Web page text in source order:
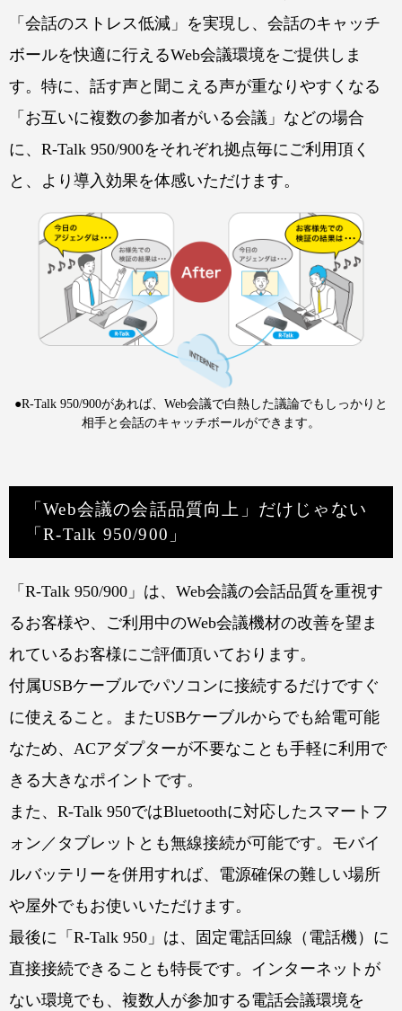
「会話のストレス低減」を実現し、会話のキャッチ
ボールを快適に行えるWeb会議環境をご提供しま
す。特に、話す声と聞こえる声が重なりやすくなる
「お互いに複数の参加者がいる会議」などの場合
に、R-Talk 950/900をそれぞれ拠点毎にご利用頂く
と、より導入効果を体感いただけます。
●R-Talk 950/900があれば、Web会議で白熱した議論でもしっかりと
相手と会話のキャッチボールができます。
「Web会議の会話品質向上」だけじゃない
「R-Talk 950/900」
「R-Talk 950/900」は、Web会議の会話品質を重視す
るお客様や、ご利用中のWeb会議機材の改善を望ま
れているお客様にご評価頂いております。
付属USBケーブルでパソコンに接続するだけですぐ
に使えること。またUSBケーブルからでも給電可能
なため、ACアダプターが不要なことも手軽に利用で
きる大きなポイントです。
また、R-Talk 950ではBluetoothに対応したスマートフ
ォン／タブレットとも無線接続が可能です。モバイ
ルバッテリーを併用すれば、電源確保の難しい場所
や屋外でもお使いいただけます。
最後に「R-Talk 950」は、固定電話回線（電話機）に
直接接続できることも特長です。インターネットが
ない環境でも、複数人が参加する電話会議環境を